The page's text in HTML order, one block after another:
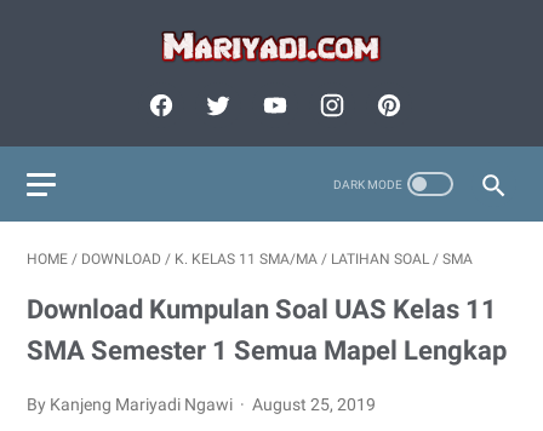
HOME / DOWNLOAD / K. KELAS 11 SMA/MA / LATIHAN SOAL / SMA
Download Kumpulan Soal UAS Kelas 11
SMA Semester 1 Semua Mapel Lengkap
By Kanjeng Mariyadi Ngawi August 25, 2019